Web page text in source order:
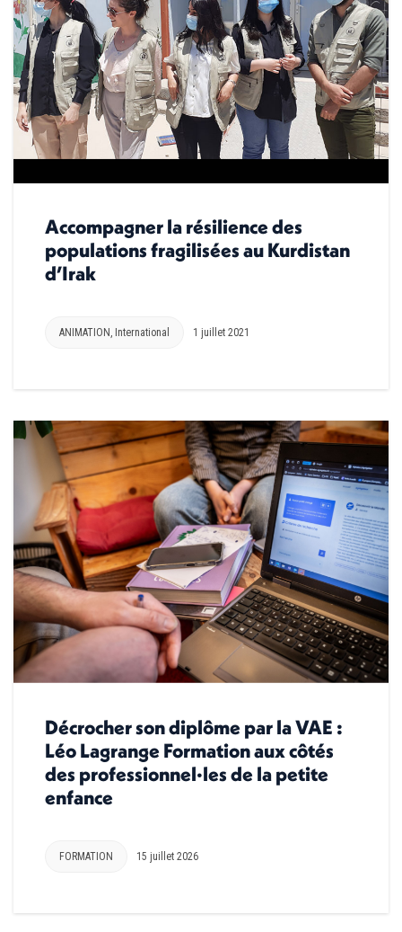
Accompagner la résilience des
populations fragilisées au Kurdistan
d’Irak
ANIMATION , International 1 juillet 2021
Décrocher son diplôme par la VAE :
Léo Lagrange Formation aux côtés
des professionnel·les de la petite
enfance
FORMATION 15 juillet 2026